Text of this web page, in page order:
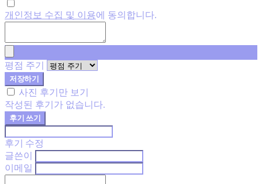
개인정보 수집 및 이용에 동의합니다.
평점 주기
저장하기
사진 후기만 보기
작성된 후기가 없습니다.
후기 쓰기
후기 수정
글쓴이
이메일